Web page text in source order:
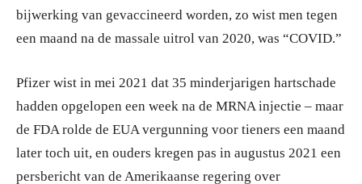
bijwerking van gevaccineerd worden, zo wist men tegen
een maand na de massale uitrol van 2020, was “COVID.”
Pfizer wist in mei 2021 dat 35 minderjarigen hartschade
hadden opgelopen een week na de MRNA injectie – maar
de FDA rolde de EUA vergunning voor tieners een maand
later toch uit, en ouders kregen pas in augustus 2021 een
persbericht van de Amerikaanse regering over